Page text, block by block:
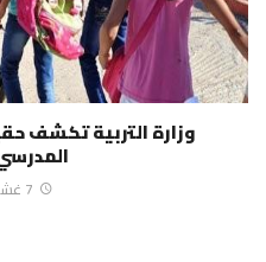
وزارة التربية تكشف
7 غشت، 2026